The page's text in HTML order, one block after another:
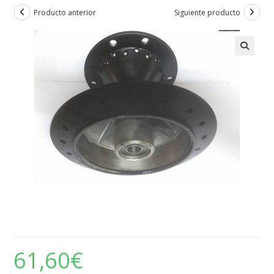
Producto anterior Siguiente producto
61,60€